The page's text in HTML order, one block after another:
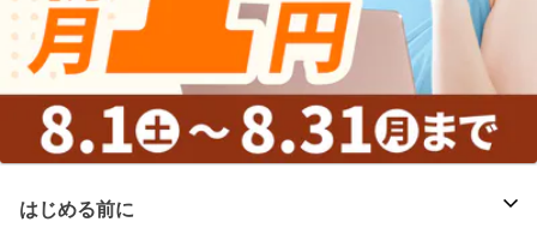
はじめる前に